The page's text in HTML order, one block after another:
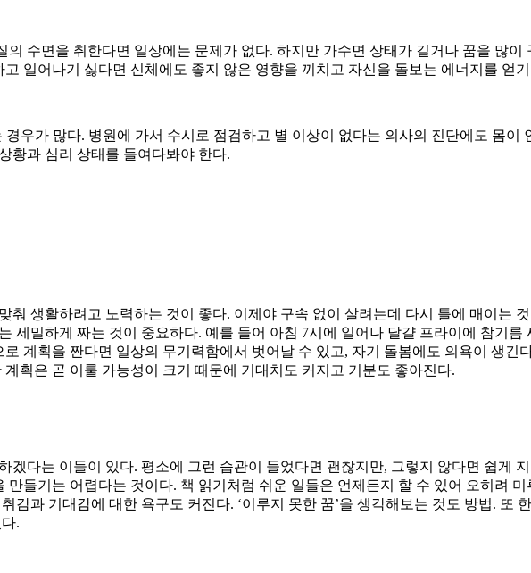
수면을 취한다면 일상에는 문제가 없다. 하지만 가수면 상태가 길거나 꿈을 많이
일어나기 싫다면 신체에도 좋지 않은 영향을 끼치고 자신을 돌보는 에너지를 얻
우가 많다. 병원에 가서 수시로 점검하고 별 이상이 없다는 의사의 진단에도 몸이
황과 심리 상태를 들여다봐야 한다.
춰 생활하려고 노력하는 것이 좋다. 이제야 구속 없이 살려는데 다시 틀에 매이는
세밀하게 짜는 것이 중요하다. 예를 들어 아침 7시에 일어나 달걀 프라이에 참기름
계획을 짠다면 일상의 무기력함에서 벗어날 수 있고, 자기 돌봄에도 의욕이 생긴
획은 곧 이룰 가능성이 크기 때문에 기대치도 커지고 기분도 좋아진다.
겠다는 이들이 있다. 평소에 그런 습관이 들었다면 괜찮지만, 그렇지 않다면 쉽게
들기는 어렵다는 것이다. 책 읽기처럼 쉬운 일들은 언제든지 할 수 있어 오히려
과 기대감에 대한 욕구도 커진다. ‘이루지 못한 꿈’을 생각해보는 것도 방법. 또
.